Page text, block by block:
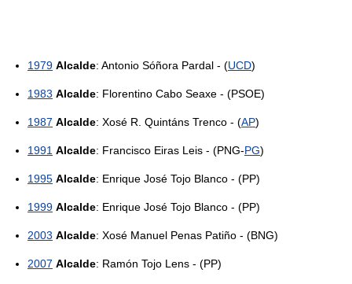
1979 Alcalde: Antonio Sóñora Pardal - (UCD)
1983 Alcalde: Florentino Cabo Seaxe - (PSOE)
1987 Alcalde: Xosé R. Quintáns Trenco - (AP)
1991 Alcalde: Francisco Eiras Leis - (PNG-PG)
1995 Alcalde: Enrique José Tojo Blanco - (PP)
1999 Alcalde: Enrique José Tojo Blanco - (PP)
2003 Alcalde: Xosé Manuel Penas Patiño - (BNG)
2007 Alcalde: Ramón Tojo Lens - (PP)